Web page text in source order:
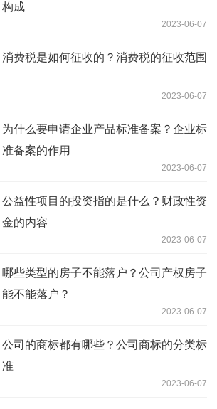
构成
2023-06-07
消费税是如何征收的？消费税的征收范围
2023-06-07
为什么要申请企业产品标准备案？企业标
准备案的作用
2023-06-07
公益性项目的投资指的是什么？财政性资
金的内容
2023-06-07
哪些类型的房子不能落户？公司产权房子
能不能落户？
2023-06-07
公司的商标都有哪些？公司商标的分类标
准
2023-06-07